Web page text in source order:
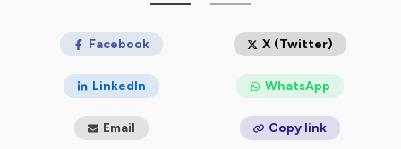
On parlera à la fois de la santé, du handicap, des
confidentialite
pour plus d'informations.
Facebook X (Twitter)
LinkedIn WhatsApp
Email Copy link